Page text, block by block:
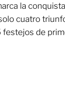
la
cuatro
de